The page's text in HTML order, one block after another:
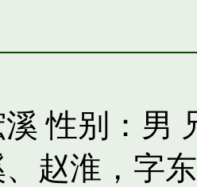
性别：男
、 赵淮，字